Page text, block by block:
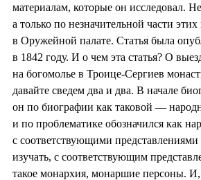
материалам, которые он исследовал.
а только по незначительной части
в Оружейной палате. Статья была
в 1842 году. И о чем эта статья? О
на богомолье в Троице-Сергиев
давайте сведем два и два. В начале
он по биографии как таковой —
и по проблематике обозначился как
с соответствующими
изучать, с соответствующим
такое монархия, монаршие персоны. И,